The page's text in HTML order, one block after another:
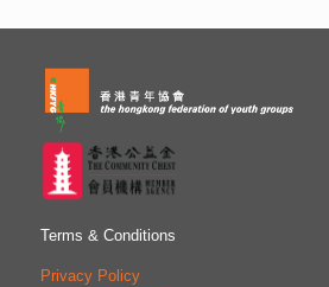
青年領袖人才的培訓與研究，建立世界
流網絡，促進青年發展創新意念，鼓勵
以及表揚各專業之傑出青年領袖。龍傳
Terms & Conditions
Privacy Policy